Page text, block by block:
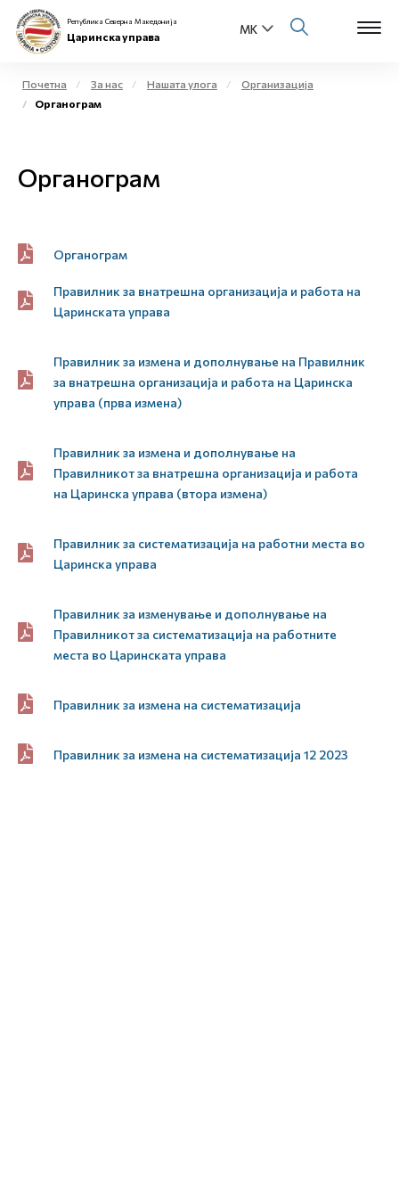
Физички лица
Е-Царина
Open
Медиа центар
Република Северна Македонија
Царинска управа
Почетна За нас Нашата улога
Организација
Органограм
Органограм
Органограм
Правилник за внатрешна организација и работа на
Царинската управа
Правилник за измена и дополнување на Правилник
за внатрешна организација и работа на Царинска
управа (прва измена)
Правилник за измена и дополнување на
Правилникот за внатрешна организација и работа
на Царинска управа (втора измена)
Правилник за систематизација на работни места во
Царинска управа
Правилник за изменување и дополнување на
Правилникот за систематизација на работните
места во Царинската управа
Правилник за измена на систематизација
Правилник за измена на систематизација 12 2023